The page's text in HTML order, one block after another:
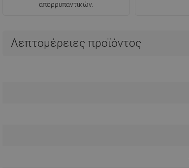
απορρυπαντικών.
Λεπτομέρειες προϊόντος